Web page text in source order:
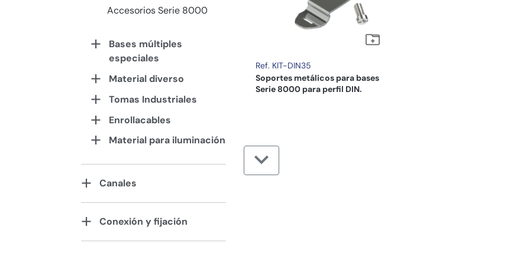
Accesorios Serie 8000
Bases múltiples
especiales
Material diverso
Tomas Industriales
Enrollacables
Material para iluminación
Canales
Conexión y fijación
Ref. KIT-DIN35
Soportes metálicos para bases
Serie 8000 para perfil DIN.